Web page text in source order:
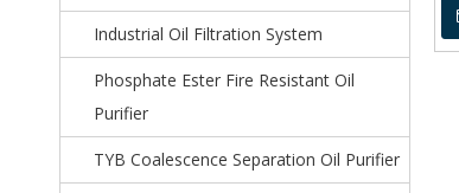
Industrial Oil Filtration System
Phosphate Ester Fire Resistant Oil
Purifier
TYB Coalescence Separation Oil Purifier